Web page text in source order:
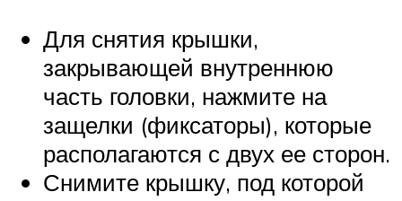
Для снятия крышки,
закрывающей внутреннюю
часть головки, нажмите на
защелки (фиксаторы), которые
располагаются с двух ее сторон.
Снимите крышку, под которой